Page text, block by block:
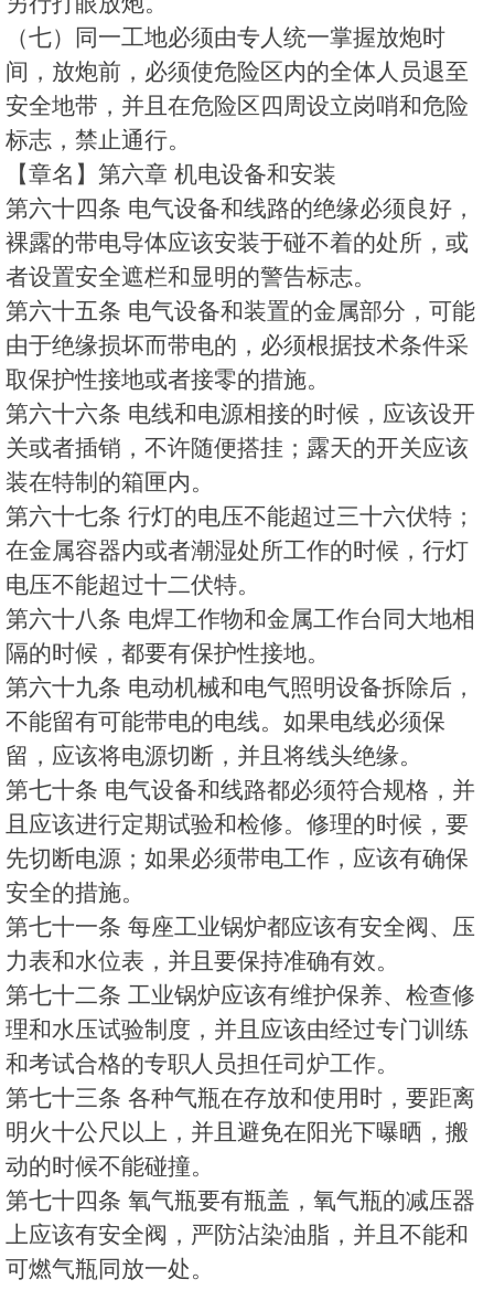
（七）同一工地必须由专人统一掌握放炮时
间，放炮前，必须使危险区内的全体人员退至
安全地带，并且在危险区四周设立岗哨和危险
标志，禁止通行。
【章名】第六章 机电设备和安装
第六十四条 电气设备和线路的绝缘必须良好，
裸露的带电导体应该安装于碰不着的处所，或
者设置安全遮栏和显明的警告标志。
第六十五条 电气设备和装置的金属部分，可能
由于绝缘损坏而带电的，必须根据技术条件采
取保护性接地或者接零的措施。
第六十六条 电线和电源相接的时候，应该设开
关或者插销，不许随便搭挂；露天的开关应该
装在特制的箱匣内。
第六十七条 行灯的电压不能超过三十六伏特；
在金属容器内或者潮湿处所工作的时候，行灯
电压不能超过十二伏特。
第六十八条 电焊工作物和金属工作台同大地相
隔的时候，都要有保护性接地。
第六十九条 电动机械和电气照明设备拆除后，
不能留有可能带电的电线。如果电线必须保
留，应该将电源切断，并且将线头绝缘。
第七十条 电气设备和线路都必须符合规格，并
且应该进行定期试验和检修。修理的时候，要
先切断电源；如果必须带电工作，应该有确保
安全的措施。
第七十一条 每座工业锅炉都应该有安全阀、压
力表和水位表，并且要保持准确有效。
第七十二条 工业锅炉应该有维护保养、检查修
理和水压试验制度，并且应该由经过专门训练
和考试合格的专职人员担任司炉工作。
第七十三条 各种气瓶在存放和使用时，要距离
明火十公尺以上，并且避免在阳光下曝晒，搬
动的时候不能碰撞。
第七十四条 氧气瓶要有瓶盖，氧气瓶的减压器
上应该有安全阀，严防沾染油脂，并且不能和
可燃气瓶同放一处。